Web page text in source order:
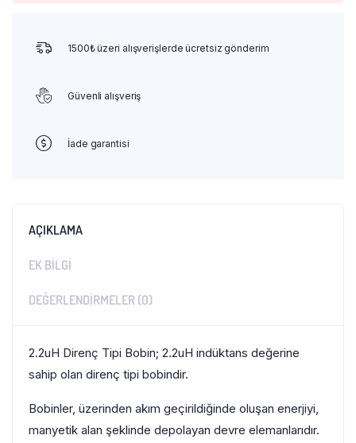
1500₺ üzeri alışverişlerde ücretsiz gönderim
Güvenli alışveriş
İade garantisi
AÇIKLAMA
EK BILGI
DEĞERLENDIRMELER (0)
2.2uH Direnç Tipi Bobin; 2.2uH indüktans değerine
sahip olan direnç tipi bobindir.
Bobinler, üzerinden akım geçirildiğinde oluşan enerjiyi,
manyetik alan şeklinde depolayan devre elemanlarıdır.